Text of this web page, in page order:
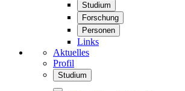
Studium
Forschung
Personen
Links
Aktuelles
Profil
Studium